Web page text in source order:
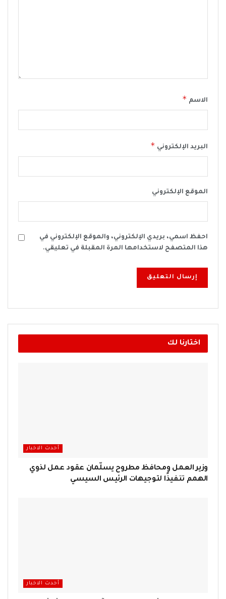
الاسم *
البريد الإلكتروني *
الموقع الإلكتروني
احفظ اسمي، بريدي الإلكتروني، والموقع الإلكتروني في
هذا المتصفح لاستخدامها المرة المقبلة في تعليقي.
اختارنا لك
أحدث الاخبار
وزير العمل ومحافظ مطروح يسلّمان عقود عمل لذوي
الهمم تنفيذًا لتوجيهات الرئيس السيسي
أحدث الاخبار